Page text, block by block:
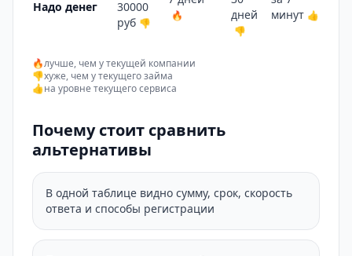
Надо денег
30000
руб 👎
🔥
дней
👎
минут 👍
🔥лучше, чем у текущей компании
👎хуже, чем у текущего займа
👍на уровне текущего сервиса
Почему стоит сравнить
альтернативы
В одной таблице видно сумму, срок, скорость
ответа и способы регистрации